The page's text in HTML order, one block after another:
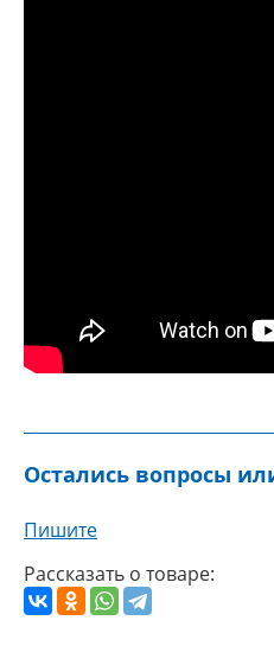
Остались вопросы
Пишите
Рассказать о товаре: